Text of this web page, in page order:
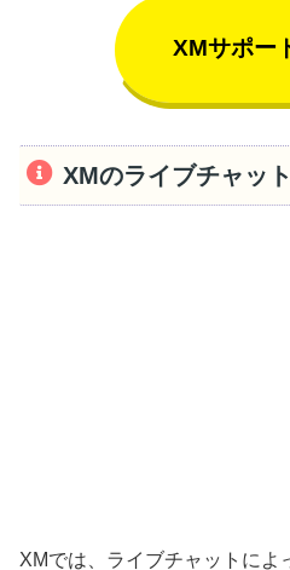
XMサポー
XMのライブチャッ
XMでは、ライブチャットによ